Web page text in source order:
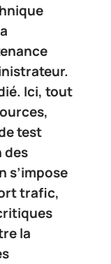
. Ici, tout
test
des
s’impose
trafic,
la